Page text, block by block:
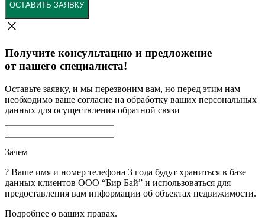
ОСТАВИТЬ ЗАЯВКУ
Получите консультацию и предложение
от нашего специалиста!
Оставьте заявку, и мы перезвоним вам, но перед этим нам
необходимо ваше согласие на обработку ваших персональных
данных для осуществления обратной связи
Зачем
? Ваше имя и номер телефона 3 года будут храниться в базе
данных клиентов ООО “Бир Бай” и использоваться для
предоставления вам информации об объектах недвижимости.
Подробнее о ваших правах.